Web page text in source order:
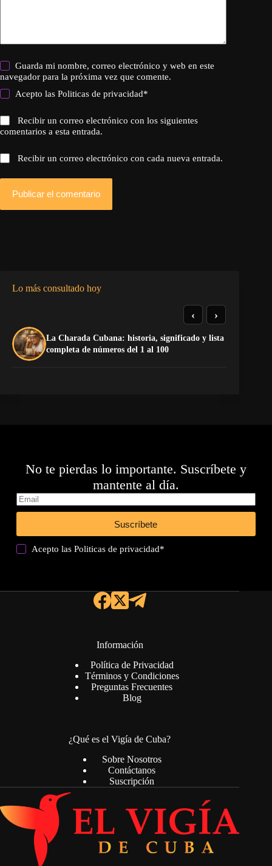
Guarda mi nombre, correo electrónico y web en este
navegador para la próxima vez que comente.
Acepto lasPoliticas de privacidad*
Recibir un correo electrónico con los siguientes
comentarios a esta entrada.
Recibir un correo electrónico con cada nueva entrada.
Publicar el comentario
Lo más consultado hoy
La Charada Cubana: historia, significado y lista
completa de números del 1 al 100
‹ ›
No te pierdas lo importante. Suscríbete y
mantente al día.
Suscríbete
Acepto lasPoliticas de privacidad*
Información
Política de Privacidad
Términos y Condiciones
Preguntas Frecuentes
Blog
¿Qué es el Vigía de Cuba?
Sobre Nosotros
Contáctanos
Suscripción